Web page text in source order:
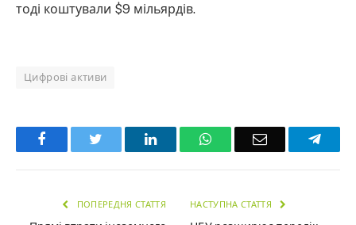
тоді коштували $9 мільярдів.
Цифрові активи
Facebook LinkedInWhatsAppEmail
ПОПЕРЕДНЯ СТАТТЯ НАСТУПНА СТАТТЯ